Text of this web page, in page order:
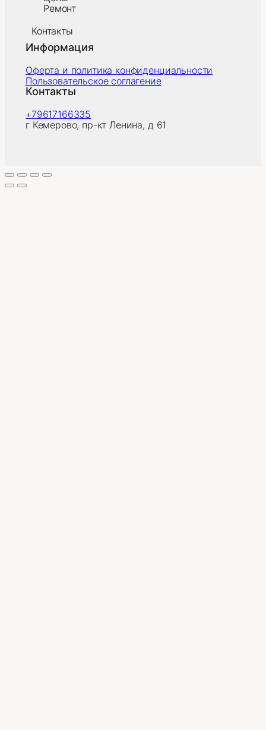
Ремонт
Контакты
Информация
Оферта и политика конфиденциальности
Пользовательское соглагение
Контакты
+79617166335
г Кемерово, пр-кт Ленина, д 61